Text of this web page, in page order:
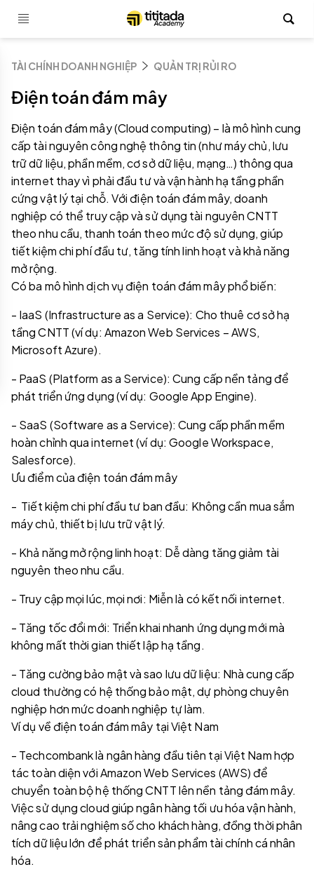
TÀI CHÍNH DOANH NGHIỆP QUẢN TRỊ RỦI RO
Điện toán đám mây
Điện toán đám mây (Cloud computing) – là mô hình cung
cấp tài nguyên công nghệ thông tin (như máy chủ, lưu
trữ dữ liệu, phần mềm, cơ sở dữ liệu, mạng…) thông qua
internet thay vì phải đầu tư và vận hành hạ tầng phần
cứng vật lý tại chỗ. Với điện toán đám mây, doanh
nghiệp có thể truy cập và sử dụng tài nguyên CNTT
theo nhu cầu, thanh toán theo mức độ sử dụng, giúp
tiết kiệm chi phí đầu tư, tăng tính linh hoạt và khả năng
mở rộng.
Có ba mô hình dịch vụ điện toán đám mây phổ biến:
- IaaS (Infrastructure as a Service): Cho thuê cơ sở hạ
tầng CNTT (ví dụ: Amazon Web Services – AWS,
Microsoft Azure).
- PaaS (Platform as a Service): Cung cấp nền tảng để
phát triển ứng dụng (ví dụ: Google App Engine).
- SaaS (Software as a Service): Cung cấp phần mềm
hoàn chỉnh qua internet (ví dụ: Google Workspace,
Salesforce).
Ưu điểm của điện toán đám mây
- Tiết kiệm chi phí đầu tư ban đầu: Không cần mua sắm
máy chủ, thiết bị lưu trữ vật lý.
- Khả năng mở rộng linh hoạt: Dễ dàng tăng giảm tài
nguyên theo nhu cầu.
- Truy cập mọi lúc, mọi nơi: Miễn là có kết nối internet.
- Tăng tốc đổi mới: Triển khai nhanh ứng dụng mới mà
không mất thời gian thiết lập hạ tầng.
- Tăng cường bảo mật và sao lưu dữ liệu: Nhà cung cấp
cloud thường có hệ thống bảo mật, dự phòng chuyên
nghiệp hơn mức doanh nghiệp tự làm.
Ví dụ về điện toán đám mây tại Việt Nam
- Techcombank là ngân hàng đầu tiên tại Việt Nam hợp
tác toàn diện với Amazon Web Services (AWS) để
chuyển toàn bộ hệ thống CNTT lên nền tảng đám mây.
Việc sử dụng cloud giúp ngân hàng tối ưu hóa vận hành,
nâng cao trải nghiệm số cho khách hàng, đồng thời phân
tích dữ liệu lớn để phát triển sản phẩm tài chính cá nhân
hóa.